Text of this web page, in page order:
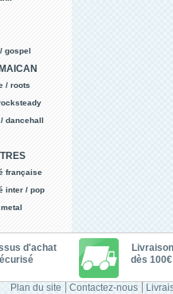
gospel
/ roots
dancehall
française
inter / pop
d'achat
dès
Plan du site Contactez-nous